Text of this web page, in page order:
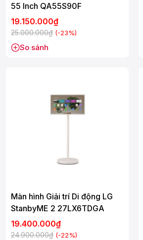
55 Inch QA55S90F
19.150.000₫
25.000.000₫ (-23%)
So sánh
Màn hình Giải trí Di động LG
StanbyME 2 27LX6TDGA
19.400.000₫
24.900.000₫ (-22%)